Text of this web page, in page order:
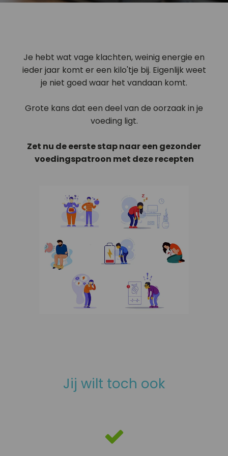
Je hebt wat vage klachten, weinig energie en
ieder jaar komt er een kilo'tje bij. Eigenlijk weet
je niet goed waar het vandaan komt.
Grote kans dat een deel van de oorzaak in je
voeding ligt.
Zet nu de eerste stap naar een gezonder
voedingspatroon met deze recepten
Jij wilt toch ook